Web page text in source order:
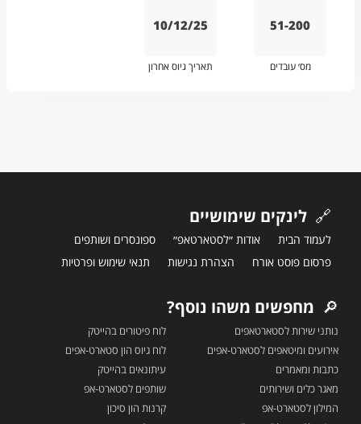
51-200
מס׳ עובדים
10/12/25
תאריך גיוס אחרון
🔗 לינקים שימושיים
לעמוד הבית אודות ״לסטארטאפ״
ספונסרים ושותפים
פרסום פוסט אורח
הצהרת נגישות תנאי שימוש ופרטיות
🔎 מחפשים משהו נוסף?
נותני שירות לסטארטאפים
אירועים ומיטאפים לסטארט-אפים
כתבות ומאמרים
מאגר כלים ושירותים
המילון לסטארט-אפ
לוח פיטורים בהייטק
לוח גיוס הון סטארט-אפים
עיתונאים בהייטק
שותפים לסטארט-אפ
קרנות הון סיכון